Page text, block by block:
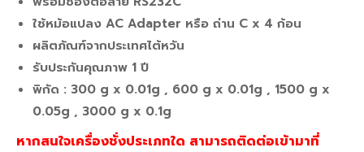
ใช้หม้อแปลง AC Adapter หรือ ถ่าน C x 4 ก้อน
ผลิตภัณฑ์จากประเทศไต้หวัน
รับประกันคุณภาพ 1 ปี
พิกัด : 300 g x 0.01g , 600 g x 0.01g , 1500 g x
0.05g , 3000 g x 0.1g
หากสนใจเครื่องชั่งประเภทใด สามารถติดต่อเข้ามาที่